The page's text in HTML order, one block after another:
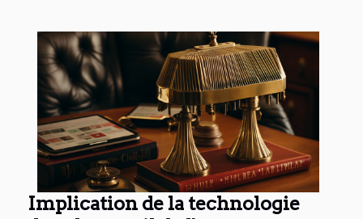
Implication de la technologie